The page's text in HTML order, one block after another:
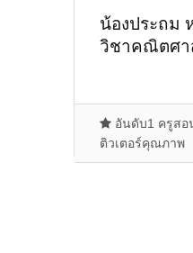
น้องประถม
วิชาคณิตศา
อันดับ1 ครูสอ
ติวเตอร์คุณภาพ